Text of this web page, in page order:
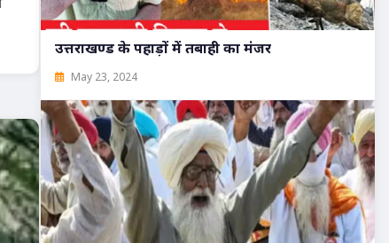
उत्तराखण्ड के पहाड़ों में तबाही का मंजर
May 23, 2024